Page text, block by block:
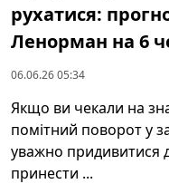
рухатися:
Ленорман на 6
06.06.26 05:34
Якщо ви чекали на
помітний поворот у
уважно придивитися
принести ...